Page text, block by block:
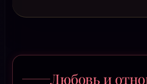
Любовь и